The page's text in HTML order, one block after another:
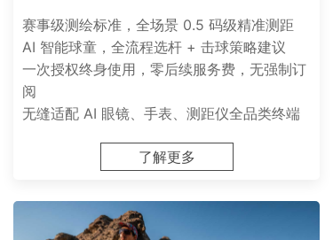
赛事级测绘标准，全场景 0.5 码级精准测距
AI 智能球童，全流程选杆 + 击球策略建议
一次授权终身使用，零后续服务费，无强制订
阅
无缝适配 AI 眼镜、手表、测距仪全品类终端
了解更多